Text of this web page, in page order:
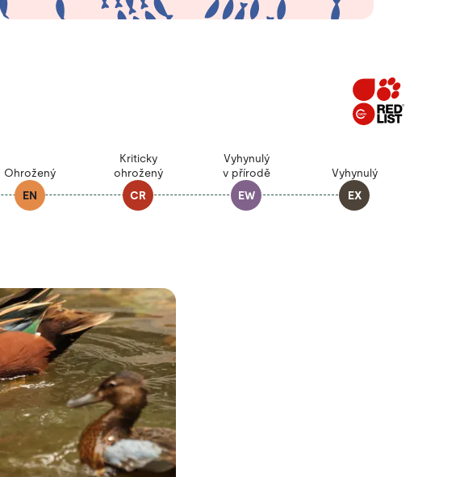
Ohrožený
EN
Kriticky
ohrožený
CR
Vyhynulý
v přírodě
EW
Vyhynulý
EX